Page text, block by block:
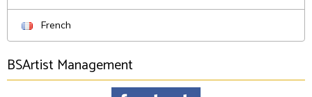
French
BSArtist Management